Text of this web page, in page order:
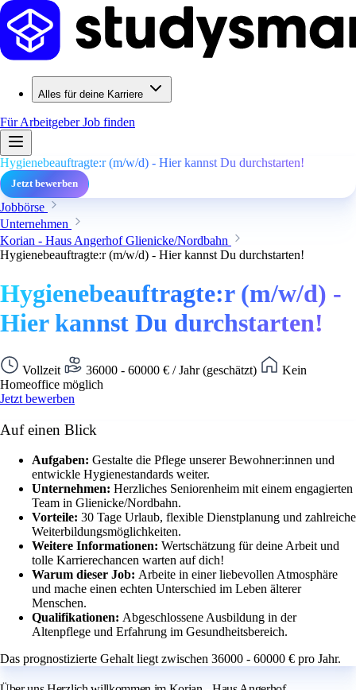
Alles für deine Karriere
Für ArbeitgeberJob finden
Hygienebeauftragte:r (m/w/d) - Hier kannst Du durchstarten!
Jetzt bewerben
Jobbörse
Unternehmen
Korian - Haus Angerhof Glienicke/Nordbahn
Hygienebeauftragte:r (m/w/d) - Hier kannst Du durchstarten!
Hygienebeauftragte:r (m/w/d) -
Hier kannst Du durchstarten!
Vollzeit 36000 - 60000 € / Jahr (geschätzt)
Kein
Homeoffice möglich
Jetzt bewerben
Auf einen Blick
Aufgaben: Gestalte die Pflege unserer Bewohner:innen und
entwickle Hygienestandards weiter.
Unternehmen: Herzliches Seniorenheim mit einem engagierten
Team in Glienicke/Nordbahn.
Vorteile: 30 Tage Urlaub, flexible Dienstplanung und zahlreiche
Weiterbildungsmöglichkeiten.
Weitere Informationen: Wertschätzung für deine Arbeit und
tolle Karrierechancen warten auf dich!
Warum dieser Job: Arbeite in einer liebevollen Atmosphäre
und mache einen echten Unterschied im Leben älterer
Menschen.
Qualifikationen: Abgeschlossene Ausbildung in der
Altenpflege und Erfahrung im Gesundheitsbereich.
Das prognostizierte Gehalt liegt zwischen 36000 - 60000 € pro Jahr.